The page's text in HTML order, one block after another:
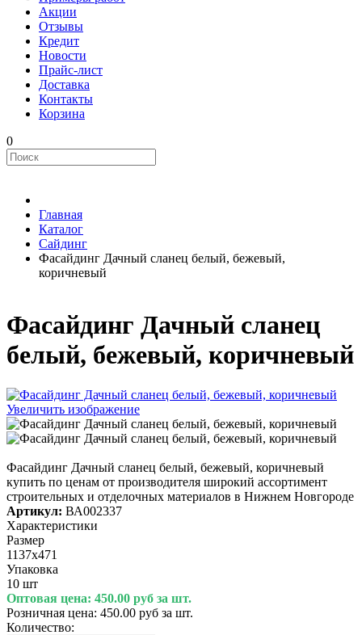
Акции
Отзывы
Кредит
Новости
Прайс-лист
Доставка
Контакты
Корзина
0
Главная
Каталог
Сайдинг
Фасайдинг Дачный сланец белый, бежевый,
коричневый
Фасайдинг Дачный сланец
белый, бежевый, коричневый
Увеличить изображение
Фасайдинг Дачный сланец белый, бежевый, коричневый
купить по ценам от производителя широкий ассортимент
строительных и отделочных материалов в Нижнем Новгороде
Артикул: ВА002337
Характеристики
Размер
1137х471
Упаковка
10 шт
Оптовая цена: 450.00 руб за шт.
Розничная цена: 450.00 руб за шт.
Количество: